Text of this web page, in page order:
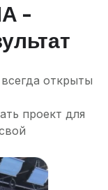
-
открыты
проект для